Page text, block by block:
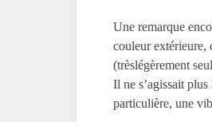
Une remarque
couleur extérieure,
(trèslégèrement
Il ne s’agissait
particulière, une